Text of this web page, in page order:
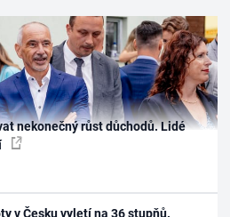
nekonečný růst důchodů. Lidé
v Česku vyletí na 36 stupňů.